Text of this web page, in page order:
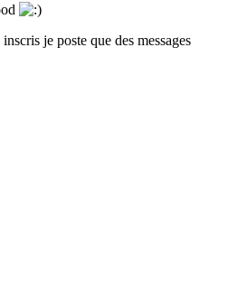
je poste que des messages